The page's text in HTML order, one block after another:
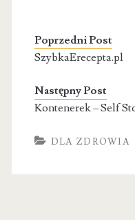
Poprzedni Post
SzybkaErecepta.pl
Następny Post
Kontenerek – Self
DLA ZDROWIA